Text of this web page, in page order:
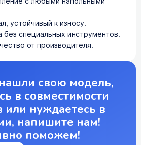
устойчивый к износу.
без специальных инструментов.
от производителя.
свою модель,
в совместимости
или нуждаетесь в
напишите нам!
поможем!